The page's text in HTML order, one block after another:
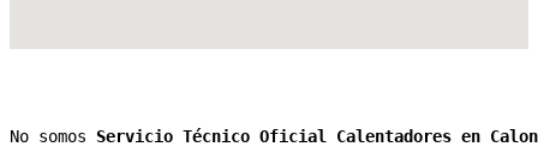
No somos Servicio Técnico Oficial Calentadores en